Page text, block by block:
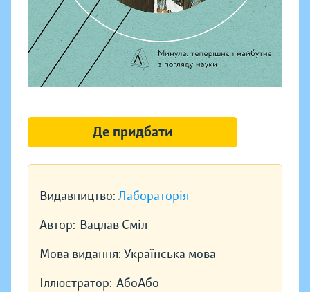
Видавництво: Лабораторія
Автор: Вацлав Сміл
Мова видання: Українська мова
Іллюстратор: АбоАбо
Де придбати